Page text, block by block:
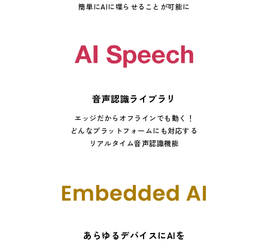
簡単にAIに喋らせることが可能に
音声認識ライブラリ
エッジだからオフラインでも動く！
どんなプラットフォームにも対応する
リアルタイム音声認識機能
あらゆるデバイスにAIを